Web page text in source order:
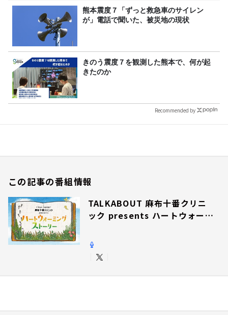
熊本震度７「ずっと救急車のサイレン
が」電話で聞いた、被災地の現状
きのう震度７を観測した熊本で、何が起
きたのか
Recommended by
この記事の番組情報
TALKABOUT 麻布十番クリニ
ック presents ハートウォーミ